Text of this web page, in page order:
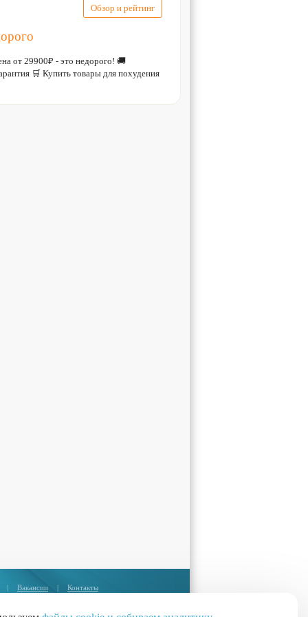
Обзор и рейтинг
от 29900₽ - это недорого! 🚚
🛒 Купить товары для похудения
| Вакансии | Контакты